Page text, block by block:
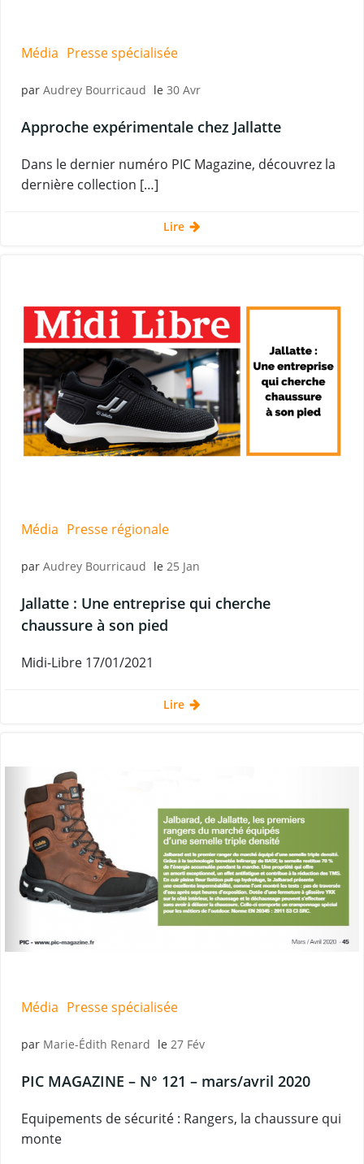
Média Presse spécialisée
par Audrey Bourricaud le 30 Avr
Approche expérimentale chez Jallatte
Dans le dernier numéro PIC Magazine, découvrez la
dernière collection […]
Lire
Média Presse régionale
par Audrey Bourricaud le 25 Jan
Jallatte : Une entreprise qui cherche
chaussure à son pied
Midi-Libre 17/01/2021
Lire
Média Presse spécialisée
par Marie-Édith Renard le 27 Fév
PIC MAGAZINE – N° 121 – mars/avril 2020
Equipements de sécurité : Rangers, la chaussure qui
monte